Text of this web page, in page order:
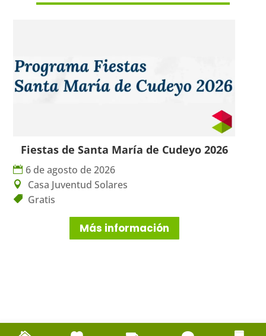
Fiestas de Santa María de Cudeyo 2026
6 de agosto de 2026
Casa Juventud Solares
Gratis
Más información